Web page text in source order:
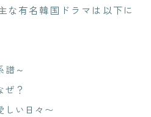
な有名韓国ドラマは以下に
譜～
ぜ？
しい日々〜